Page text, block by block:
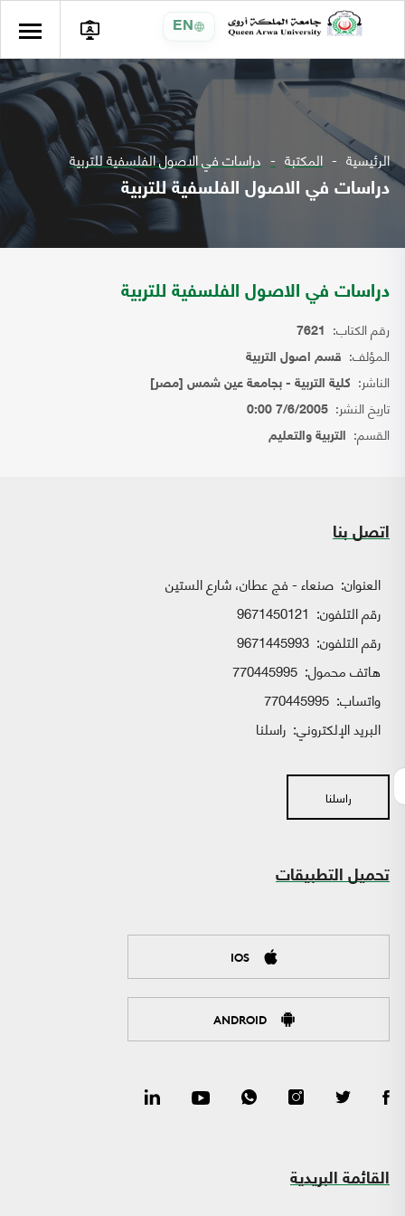
EN
الرئيسية المكتبة دراسات في الاصول الفلسفية للتربية
دراسات في الاصول الفلسفية للتربية
دراسات في الاصول الفلسفية للتربية
رقم الكتاب: 7621
المؤلف: قسم اصول التربية
الناشر: كلية التربية - بجامعة عين شمس [مصر]
تاريخ النشر: 7/6/2005 0:00
القسم: التربية والتعليم
اتصل بنا
العنوان: صنعاء - فج عطان، شارع الستين
رقم التلفون: 9671450121
رقم التلفون: 9671445993
هاتف محمول: 770445995
واتساب:
البريد الإلكتروني: راسلنا
راسلنا
تحميل التطبيقات
IOS
ANDROID
القائمة البريدية